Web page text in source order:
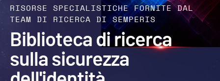
RISORSE SPECIALISTICHE FORNITE DAL
TEAM DI RICERCA DI SEMPERIS
Biblioteca di ricerca
sulla sicurezza